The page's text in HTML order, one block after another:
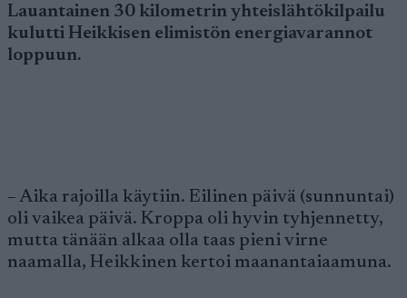
Lauantainen 30 kilometrin yhteislähtökilpailu
kulutti Heikkisen elimistön energiavarannot
loppuun.
– Aika rajoilla käytiin. Eilinen päivä (sunnuntai)
oli vaikea päivä. Kroppa oli hyvin tyhjennetty,
mutta tänään alkaa olla taas pieni virne
naamalla, Heikkinen kertoi maanantaiaamuna.